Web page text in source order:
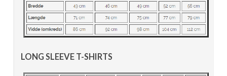
LONG SLEEVE T-SHIRTS